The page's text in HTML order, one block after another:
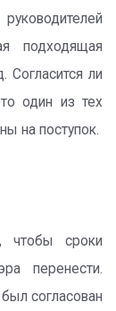
подходящая
Согласится ли
один из тех
на поступок.
чтобы сроки
перенести.
согласован